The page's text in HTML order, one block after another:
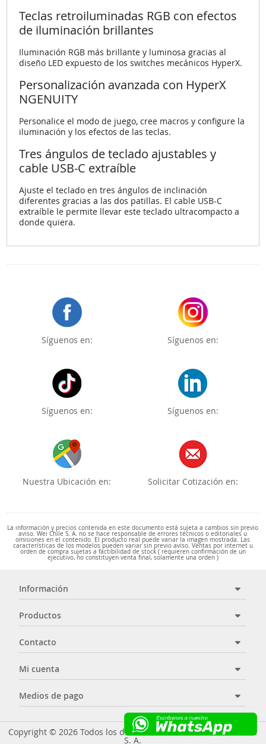
Teclas retroiluminadas RGB con efectos
de iluminación brillantes
Iluminación RGB más brillante y luminosa gracias al
diseño LED expuesto de los switches mecánicos HyperX.
Personalización avanzada con HyperX
NGENUITY
Personalice el modo de juego, cree macros y configure la
iluminación y los efectos de las teclas.
Tres ángulos de teclado ajustables y
cable USB-C extraíble
Ajuste el teclado en tres ángulos de inclinación
diferentes gracias a las dos patillas. El cable USB-C
extraíble le permite llevar este teclado ultracompacto a
donde quiera.
Síguenos en: Síguenos en:
Síguenos en: Síguenos en:
Nuestra Ubicación en: Solicitar Cotización en:
La información y precios contenida en este documento está sujeta a cambios sin previo
aviso. Wei Chile S. A. no se hace responsable de errores técnicos o editoriales u
omisiones en el contenido. El producto real puede variar la imagen mostrada. Las
características de los modelos pueden variar sin previo aviso. Ventas por internet u
orden de compra sujetas a factibilidad de stock ( requieren confirmación de un
ejecutivo, no constituyen venta final, solamente una orden )
Información
Productos
Contacto
Mi cuenta
Medios de pago
Copyright © 2026 Todos los derechos reservados - Wei Chile
S. A.